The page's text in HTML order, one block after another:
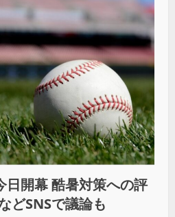
日開幕 酷暑対策への評
どSNSで議論も